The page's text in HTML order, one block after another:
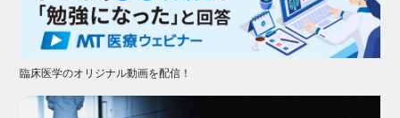
臨床医学のオリジナル動画を配信！